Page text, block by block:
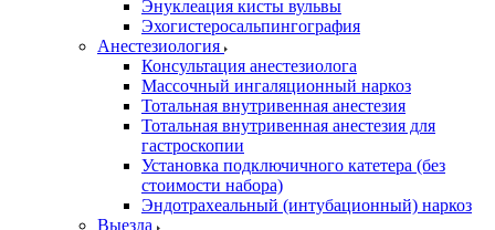
Энуклеация кисты вульвы
Эхогистеросальпингография
Анестезиология
Консультация анестезиолога
Массочный ингаляционный наркоз
Тотальная внутривенная анестезия
Тотальная внутривенная анестезия для
гастроскопии
Установка подключичного катетера (без
стоимости набора)
Эндотрахеальный (интубационный) наркоз
Выезда